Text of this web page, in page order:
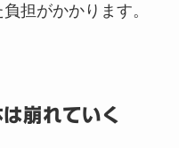
担がかかります。
崩れていく